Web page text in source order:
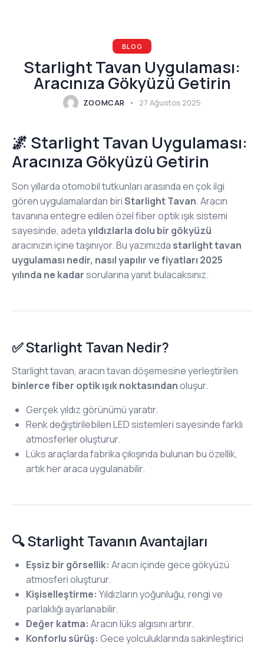
BLOG
Starlight Tavan Uygulaması:
Aracınıza Gökyüzü Getirin
ZOOMCAR 27 Ağustos 2025
🌌 Starlight Tavan Uygulaması:
Aracınıza Gökyüzü Getirin
Son yıllarda otomobil tutkunları arasında en çok ilgi
gören uygulamalardan biriStarlight Tavan. Aracın
tavanına entegre edilen özel fiber optik ışık sistemi
sayesinde, adetayıldızlarla dolu bir gökyüzü
aracınızın içine taşınıyor. Bu yazımızda starlight tavan
uygulaması nedir, nasıl yapılır ve fiyatları 2025
yılında ne kadarsorularına yanıt bulacaksınız.
✅ Starlight Tavan Nedir?
Starlight tavan, aracın tavan döşemesine yerleştirilen
binlerce fiber optik ışık noktasındanoluşur.
Gerçek yıldız görünümü yaratır.
Renk değiştirilebilen LED sistemleri sayesinde farklı
atmosferler oluşturur.
Lüks araçlarda fabrika çıkışında bulunan bu özellik,
artık her araca uygulanabilir.
🔍 Starlight Tavanın Avantajları
Eşsiz bir görsellik: Aracın içinde gece gökyüzü
atmosferi oluşturur.
Kişiselleştirme: Yıldızların yoğunluğu, rengi ve
parlaklığı ayarlanabilir.
Değer katma: Aracın lüks algısını artırır.
Konforlu sürüş: Gece yolculuklarında sakinleştirici